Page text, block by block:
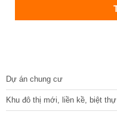
Dự án chung cư
Khu đô thị mới, liền kề, biệt thự